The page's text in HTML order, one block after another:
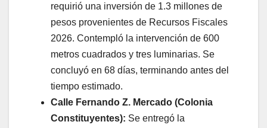
requirió una inversión de 1.3 millones de
pesos provenientes de Recursos Fiscales
2026. Contempló la intervención de 600
metros cuadrados y tres luminarias. Se
concluyó en 68 días, terminando antes del
tiempo estimado.
Calle Fernando Z. Mercado (Colonia
Constituyentes): Se entregó la